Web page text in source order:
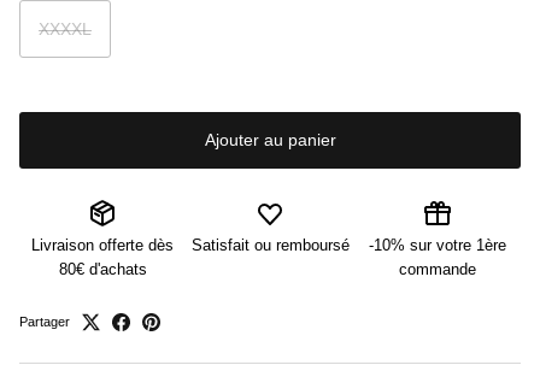
XXXXL
Ajouter au panier
Livraison offerte dès
80€ d'achats
Satisfait ou remboursé
-10% sur votre 1ère
commande
Partager